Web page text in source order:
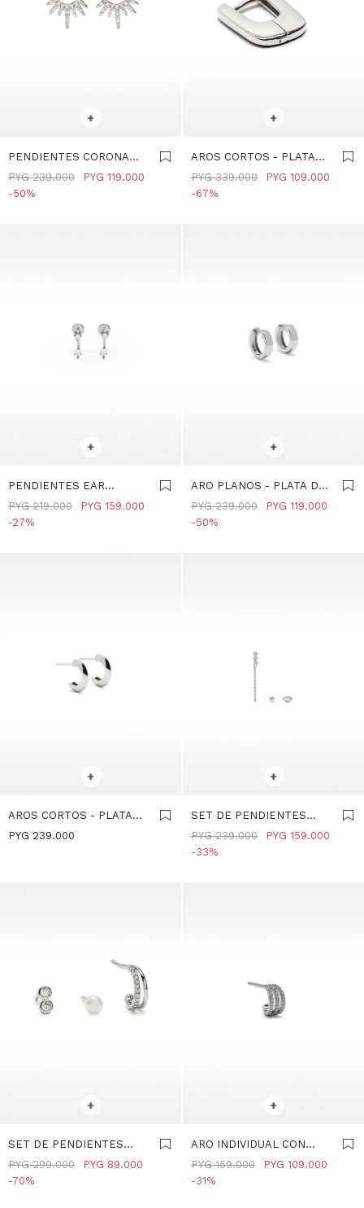
+
PENDIENTES CORONA
CON CIRCONITAS - PLATA
DE LEY 925 - PLATEADO
PYG 119.000
PYG 239.000
50
+
AROS CORTOS - PLATA
DE LEY 925 - PLATEADO
PYG 109.000
PYG 339.000
67
+
PENDIENTES EAR
JACKET CON CIRCONITAS
- PLATA DE LEY 925 -
PYG 159.000
PYG 219.000
27
+
ARO PLANOS - PLATA DE
LEY 925 - PLATEADO
PYG 119.000
PYG 239.000
50
+
AROS CORTOS - PLATA
DE LEY 925 - PLATEADO
PYG 239.000
+
SET DE PENDIENTES
CIRCONITAS Y PERLA DE
AGUA DULCE - PLATA DE
PYG 159.000
PYG 239.000
33
+
SET DE PENDIENTES
COM PERLAS DE AGUA
DULCE - PLATA DE LEY
PYG 89.000
PYG 299.000
70
+
ARO INDIVIDUAL CON
CIRCONITAS - PLATA DE
LEY 925 - PLATEADO
PYG 109.000
PYG 159.000
31